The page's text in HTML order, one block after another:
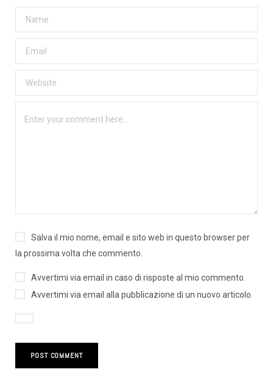
Salva il mio nome, email e sito web in questo browser per
la prossima volta che commento.
Avvertimi via email in caso di risposte al mio commento.
Avvertimi via email alla pubblicazione di un nuovo articolo.